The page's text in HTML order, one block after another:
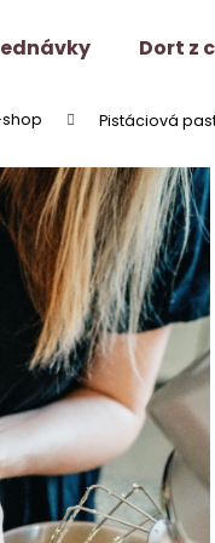
Dort z
shop Pistáciová
Co